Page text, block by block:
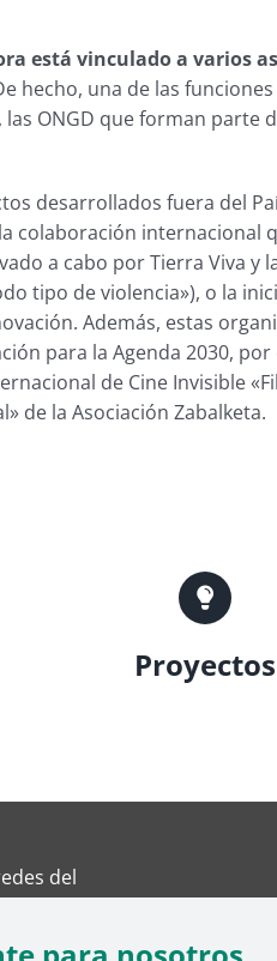
está vinculado a varios
hecho, una de las
ONGD que forman
desarrollados fuera del
colaboración internacional
a cabo por Tierra Viva
tipo de violencia»), o la
Además, estas
para la Agenda 2030,
de Cine Invisible
de la Asociación Zabalketa.
Proyectos
del